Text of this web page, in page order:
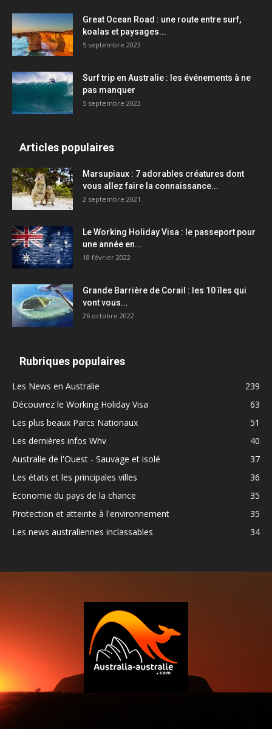
Great Ocean Road : une route entre surf,
koalas et paysages...
5 septembre 2023
Surf trip en Australie : les événements à ne
pas manquer
5 septembre 2023
Articles populaires
Marsupiaux : 7 adorables créatures dont
vous allez faire la connaissance...
2 septembre 2021
Le Working Holiday Visa : le passeport pour
une année en...
18 février 2022
Grande Barrière de Corail : les 10 îles qui
vont vous...
26 octobre 2022
Rubriques populaires
Les News en Australie
239
Découvrez le Working Holiday Visa
63
Les plus beaux Parcs Nationaux
51
Les dernières infos Whv
40
Australie de l'Ouest - Sauvage et isolé
37
Les états et les principales villes
36
Economie du pays de la chance
35
Protection et atteinte à l'environnement
35
Les news australiennes inclassables
34